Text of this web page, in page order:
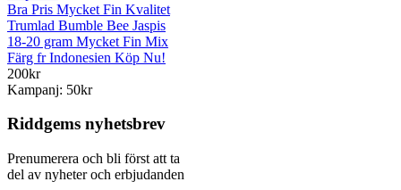
Bra Pris Mycket Fin Kvalitet
Trumlad Bumble Bee Jaspis
18-20 gram Mycket Fin Mix
Färg fr Indonesien Köp Nu!
200kr
Kampanj: 50kr
Riddgems nyhetsbrev
Prenumerera och bli först att ta
del av nyheter och erbjudanden